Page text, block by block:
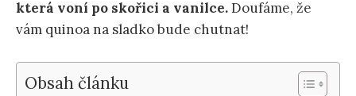
která voní po skořici a vanilce.Doufáme, že
vám quinoa na sladko bude chutnat!
Obsah článku